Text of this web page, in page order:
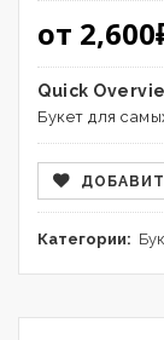
от 2,600
Quick
Букет для
Категории: